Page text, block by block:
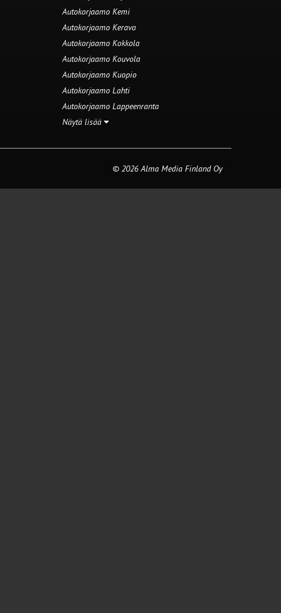
Autokorjaamo Kemi
Autokorjaamo Kerava
Autokorjaamo Kokkola
Autokorjaamo Kouvola
Autokorjaamo Kuopio
Autokorjaamo Lahti
Autokorjaamo Lappeenranta
Näytä lisää
© 2026 Alma Media Finland Oy